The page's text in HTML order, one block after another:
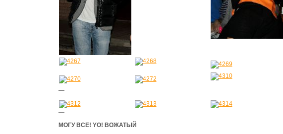
—
—
МОГУ ВСЕ! YO! ВОЖАТЫЙ